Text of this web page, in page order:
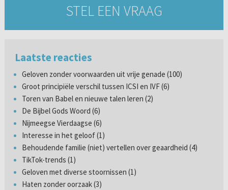
STEL EEN VRAAG
Laatste reacties
Geloven zonder voorwaarden uit vrije genade (100)
Groot principiële verschil tussen ICSI en IVF (6)
Toren van Babel en nieuwe talen leren (2)
De Bijbel Gods Woord (6)
Nijmeegse Vierdaagse (6)
Interesse in het geloof (1)
Behoudende familie (niet) vertellen over geaardheid (4)
TikTok-trends (1)
Geloven met diverse stoornissen (1)
Haten zonder oorzaak (3)